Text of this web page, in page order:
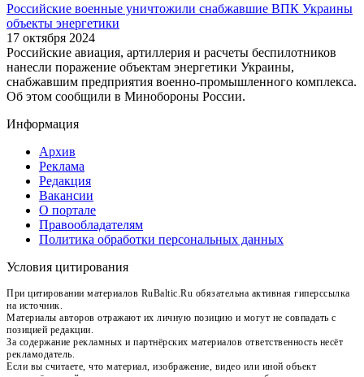
Российские военные уничтожили снабжавшие ВПК Украины
объекты энергетики
17 октября 2024
Российские авиация, артиллерия и расчеты беспилотников
нанесли поражение объектам энергетики Украины,
снабжавшим предприятия военно-промышленного комплекса.
Об этом сообщили в Минобороны России.
Информация
Архив
Реклама
Редакция
Вакансии
О портале
Правообладателям
Политика обработки персональных данных
Условия цитирования
При цитировании материалов RuBaltic.Ru обязательна активная гиперссылка
на источник.
Материалы авторов отражают их личную позицию и могут не совпадать с
позицией редакции.
За содержание рекламных и партнёрских материалов ответственность несёт
рекламодатель.
Если вы считаете, что материал, изображение, видео или иной объект